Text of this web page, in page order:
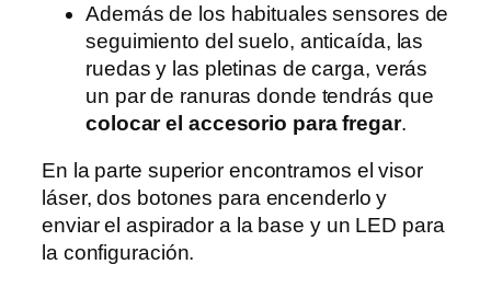
Además de los habituales sensores de
seguimiento del suelo, anticaída, las
ruedas y las pletinas de carga, verás
un par de ranuras donde tendrás que
colocar el accesorio para fregar.
En la parte superior encontramos el visor
láser, dos botones para encenderlo y
enviar el aspirador a la base y un LED para
la configuración.